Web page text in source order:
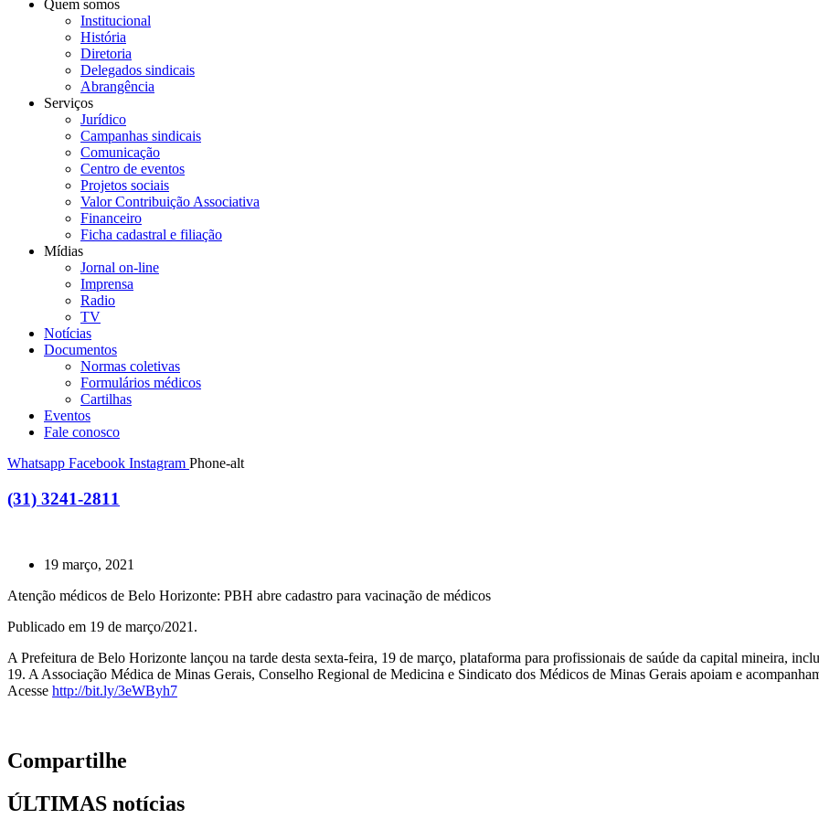
Quem somos
Institucional
História
Diretoria
Delegados sindicais
Abrangência
Serviços
Jurídico
Campanhas sindicais
Comunicação
Centro de eventos
Projetos sociais
Valor Contribuição Associativa
Financeiro
Ficha cadastral e filiação
Mídias
Jornal on-line
Imprensa
Radio
TV
Notícias
Documentos
Normas coletivas
Formulários médicos
Cartilhas
Eventos
Fale conosco
Whatsapp Facebook Instagram Phone-alt
(31) 3241-2811
19 março, 2021
Atenção médicos de Belo Horizonte: PBH abre cadastro para vacinação de médicos
Publicado em 19 de março/2021.
A Prefeitura de Belo Horizonte lançou na tarde desta sexta-feira, 19 de março, plataforma para profissionais de saúde da capital mineira,
19. A Associação Médica de Minas Gerais, Conselho Regional de Medicina e Sindicato dos Médicos de Minas Gerais apoiam e
Acesse http://bit.ly/3eWByh7
Compartilhe
ÚLTIMAS notícias